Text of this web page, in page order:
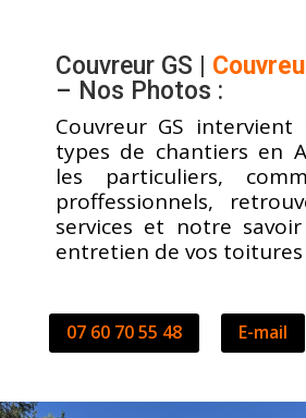
Couvreur GS |
– Nos Photos :
Couvreur GS intervient
types de chantiers en
les particuliers,
proffessionnels,
services et notre
entretien de vos toitures
07 60 70 55 48 E-mail